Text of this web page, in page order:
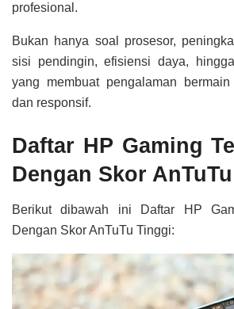
profesional.
Bukan hanya soal prosesor,
sisi pendingin, efisiensi daya,
yang membuat pengalaman
dan responsif.
Daftar HP Gaming
Dengan Skor
Berikut dibawah ini Daftar HP
Dengan Skor AnTuTu Tinggi: